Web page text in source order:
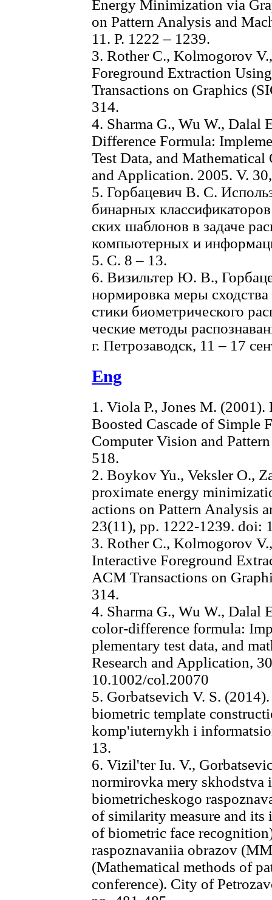
Energy Minimization via
on Pattern Analysis and
11. Р. 1222 – 1239.
3. Rother C., Kolmogorov
Foreground Extraction
Transactions on Graphics
314.
4. Sharma G., Wu W., Dalal
Difference Formula:
Test Data, and
and Application. 2005. V.
5. Горбацевич В. С.
бинарных
ских шаблонов в задаче
компьютерных и
5. С. 8 – 13.
6. Визильтер Ю. В.,
нормировка меры сходства
стики биометрического
ческие методы
г. Петрозаводск, 11 – 17
Eng
1. Viola P., Jones M.
Boosted Cascade of Simple
Computer Vision and
518.
2. Boykov Yu., Veksler O.,
proximate energy
actions on Pattern Analysis
23(11), pp. 1222-1239. doi:
3. Rother C., Kolmogorov
Interactive Foreground
ACM Transactions on
314.
4. Sharma G., Wu W., Dalal
color-difference formula:
plementary test data, and
Research and Application,
10.1002/col.20070
5. Gorbatsevich V. S.
biometric template
komp'iuternykh i
13.
6. Vizil'ter Iu. V.,
normirovka mery skhodstva
biometricheskogo
of similarity measure and its
of biometric face
raspoznavaniia obrazov
(Mathematical methods of
conference). City of